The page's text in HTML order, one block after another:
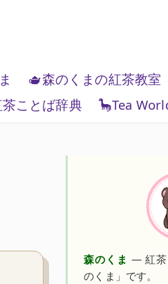
学
🫖森のくまの紅茶教室
ことば辞典
🦕Tea
森のくま — 紅茶
のくま」です。